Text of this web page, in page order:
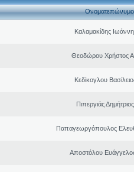
Ονοματεπώνυμο
Καλαμακίδης
Θεοδώρου Χρήστος
Κεδίκογλου
Πιπεργιάς
Παπαγεωργόπουλος
Αποστόλου